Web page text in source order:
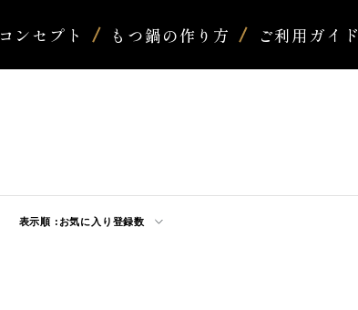
コンセプト もつ鍋の作り方 ご利用ガイド
表示順 : お気に入り登録数